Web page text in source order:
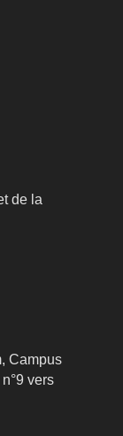
de la
Campus
vers